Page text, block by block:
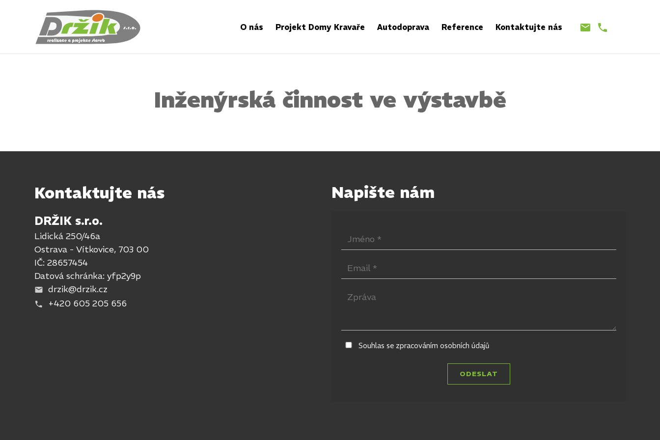
O nás Projekt Domy Kravaře Autodoprava Reference Kontaktujte nás
Inženýrská činnost ve výstavbě
Kontaktujte nás
DRŽIK s.r.o.
Lidická 250/46a
Ostrava - Vítkovice, 703 00
IČ: 28657454
Datová schránka: yfp2y9p
drzik@drzik.cz
+420 605 205 656
Napište nám
Souhlas se zpracováním osobních údajů